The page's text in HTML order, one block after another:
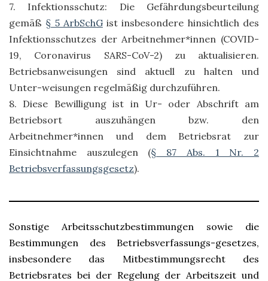
7. Infektionsschutz: Die Gefährdungsbeurteilung
gemäß § 5 ArbSchGist insbesondere hinsichtlich des
Infektionsschutzes der Arbeitnehmer*innen (COVID-
19, Coronavirus SARS-CoV-2) zu aktualisieren.
Betriebsanweisungen sind aktuell zu halten und
Unter-weisungen regelmäßig durchzuführen.
8. Diese Bewilligung ist in Ur- oder Abschrift am
Betriebsort auszuhängen bzw. den
Arbeitnehmer*innen und dem Betriebsrat zur
Einsichtnahme auszulegen (§ 87 Abs. 1 Nr. 2
Betriebsverfassungsgesetz).
Sonstige Arbeitsschutzbestimmungen sowie die
Bestimmungen des Betriebsverfassungs-gesetzes,
insbesondere das Mitbestimmungsrecht des
Betriebsrates bei der Regelung der Arbeitszeit und